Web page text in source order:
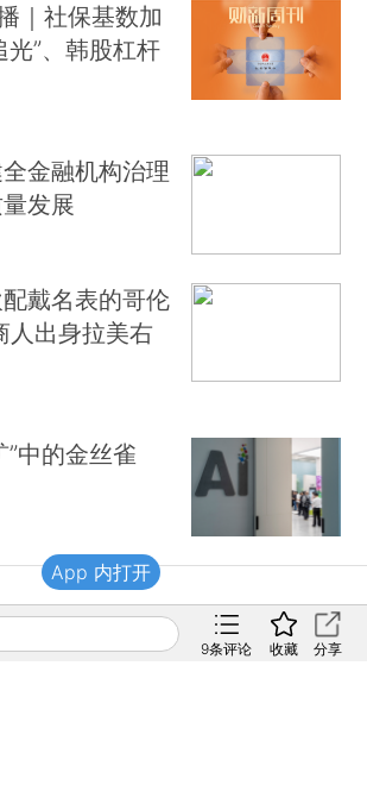
｜社保基数加
光”、韩股杠杆
金融机构治理
发展
配戴名表的哥伦
人出身拉美右
”中的金丝雀
9条评论 收藏 分享
App 内打开